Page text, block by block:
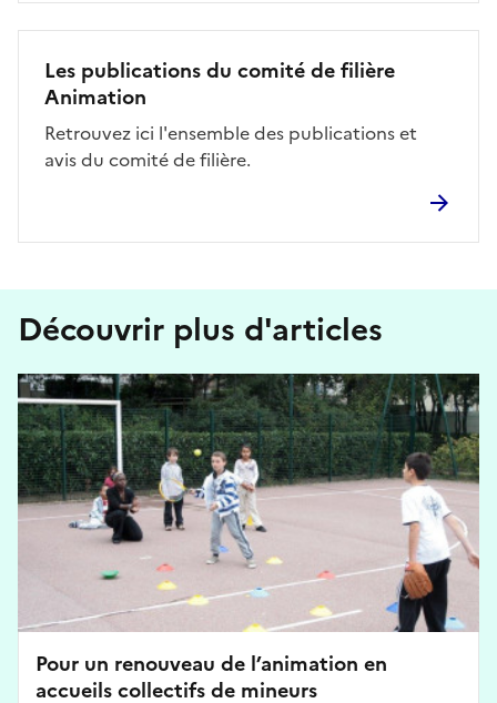
Les publications du comité de filière
Animation
Retrouvez ici l'ensemble des publications et
avis du comité de filière.
Découvrir plus d'articles
Pour un renouveau de l’animation en
accueils collectifs de mineurs